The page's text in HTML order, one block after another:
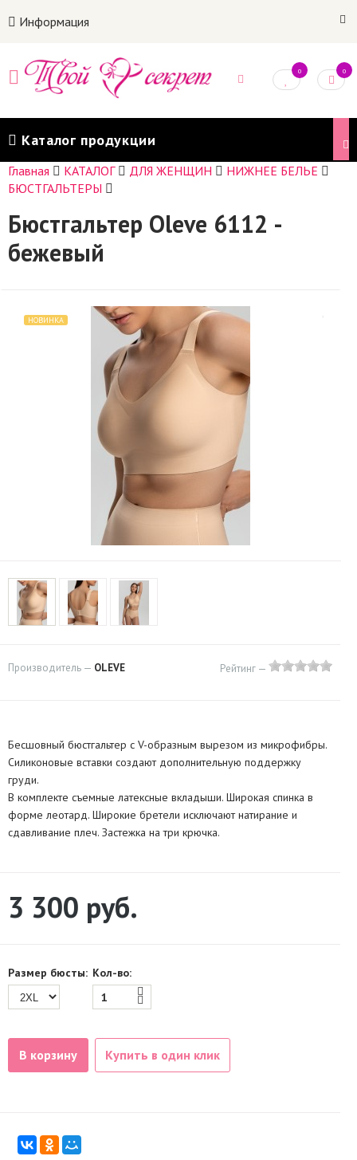
Информация
0 0
Каталог продукции
Главная КАТАЛОГ ДЛЯ ЖЕНЩИН
НИЖНЕЕ БЕЛЬЕ
БЮСТГАЛЬТЕРЫ
Бюстгальтер Oleve 6112 -
бежевый
НОВИНКА
Производитель — OLEVE Рейтинг —
Бесшовный бюстгальтер с V-образным вырезом из микрофибры.
Силиконовые вставки создают дополнительную поддержку
груди.
В комплекте съемные латексные вкладыши. Широкая спинка в
форме леотард. Широкие бретели исключают натирание и
сдавливание плеч. Застежка на три крючка.
3 300 руб.
Размер бюсты: Кол-во:
В корзину Купить в один клик